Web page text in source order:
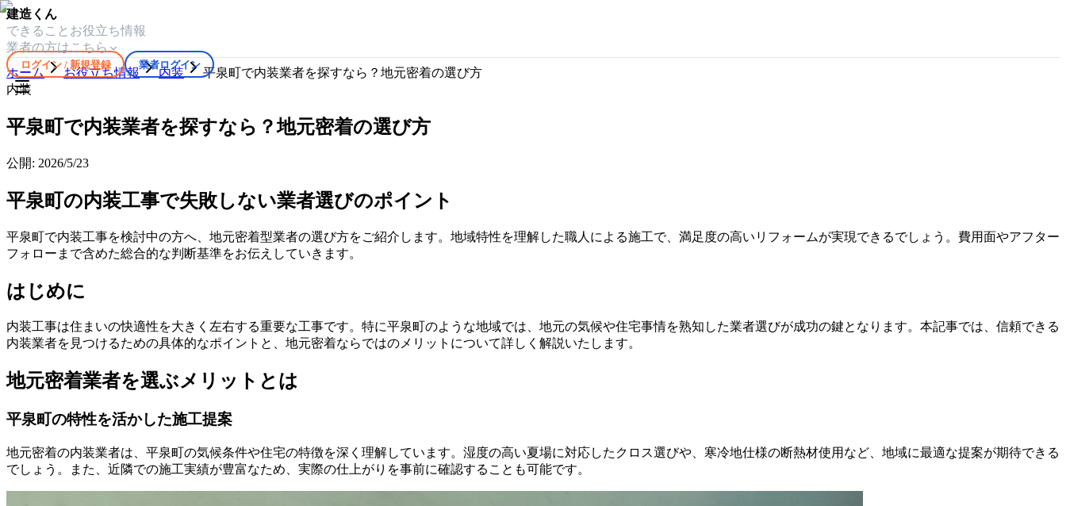
建造くん
できること お役立ち情報
業者の方はこちら
ログイン / 新規登録 業者ログイン
ホーム お役立ち情報 内装
平泉町で内装業者を探すなら？地元密着の選び方
内装
平泉町で内装業者を探すなら？地元密着の選び方
公開: 2026/5/23
平泉町の内装工事で失敗しない業者選びのポイント
平泉町で内装工事を検討中の方へ、地元密着型業者の選び方をご紹介します。地域特性を理解した職人による施工で、満足度の高いリフォームが実現できるでしょう。費用面やアフター
フォローまで含めた総合的な判断基準をお伝えしていきます。
はじめに
内装工事は住まいの快適性を大きく左右する重要な工事です。特に平泉町のような地域では、地元の気候や住宅事情を熟知した業者選びが成功の鍵となります。本記事では、信頼できる
内装業者を見つけるための具体的なポイントと、地元密着ならではのメリットについて詳しく解説いたします。
地元密着業者を選ぶメリットとは
平泉町の特性を活かした施工提案
地元密着の内装業者は、平泉町の気候条件や住宅の特徴を深く理解しています。湿度の高い夏場に対応したクロス選びや、寒冷地仕様の断熱材使用など、地域に最適な提案が期待できる
でしょう。また、近隣での施工実績が豊富なため、実際の仕上がりを事前に確認することも可能です。